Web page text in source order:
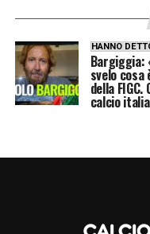
«Io
penso al Parma
difficile e sarà
Dobbiamo fare
HANNO
Bargiggia:
svelo
della
calcio